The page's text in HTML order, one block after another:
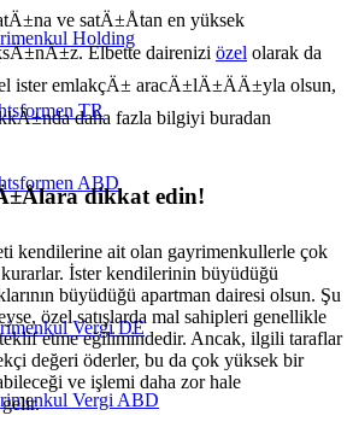
Holding
TR
ABD
Vergi DE
Vergi ABD
ve satÄ±Åtan en yüksek
Elbette dairenizi özel olarak da
ister emlakçÄ± aracÄ±lÄ±ÄÄ±yla olsun,
daha fazla bilgiyi buradan
dikkat edin!
kendilerine ait olan gayrimenkullerle çok
İster kendilerinin büyüdüğü
büyüdüğü apartman dairesi olsun. Şu
özel satışlarda mal sahipleri genellikle
etme eğilimindedir. Ancak, ilgili taraflar
değeri öderler, bu da çok yüksek bir
ve işlemi daha zor hale
gelir.